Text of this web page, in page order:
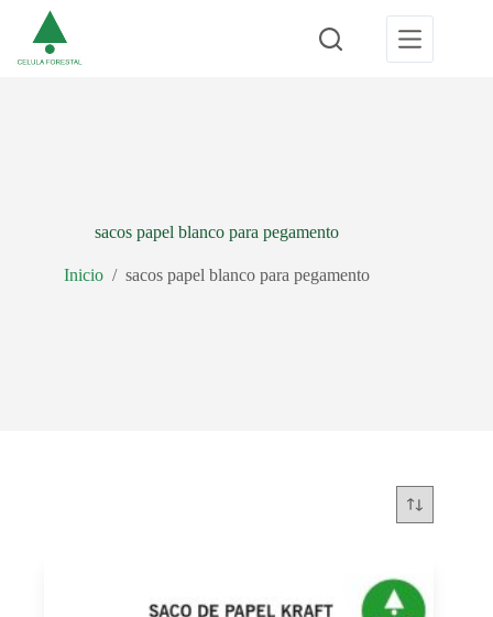
contenido
sacos papel blanco para pegamento
Inicio / sacos papel blanco para pegamento